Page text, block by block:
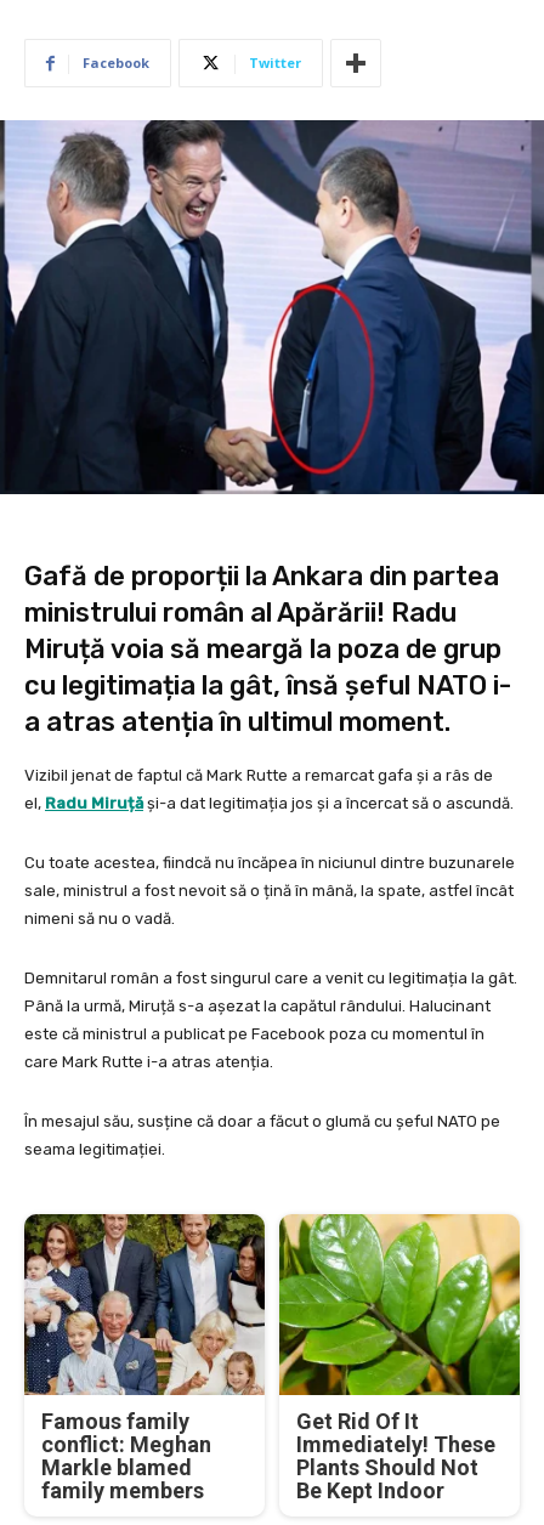
Facebook Twitter
Gafă de proporții la Ankara din partea
ministrului român al Apărării! Radu
Miruță voia să meargă la poza de grup
cu legitimația la gât, însă șeful NATO i-
a atras atenția în ultimul moment.
Vizibil jenat de faptul că Mark Rutte a remarcat gafa și a râs de
el, Radu Miruțăși-a dat legitimația jos și a încercat să o ascundă.
Cu toate acestea, fiindcă nu încăpea în niciunul dintre buzunarele
sale, ministrul a fost nevoit să o țină în mână, la spate, astfel încât
nimeni să nu o vadă.
Demnitarul român a fost singurul care a venit cu legitimația la gât.
Până la urmă, Miruță s-a așezat la capătul rândului. Halucinant
este că ministrul a publicat pe Facebook poza cu momentul în
care Mark Rutte i-a atras atenția.
În mesajul său, susține că doar a făcut o glumă cu șeful NATO pe
seama legitimației.
Famous family
conflict: Meghan
Markle blamed
family members
Get Rid Of It
Immediately! These
Plants Should Not
Be Kept Indoor